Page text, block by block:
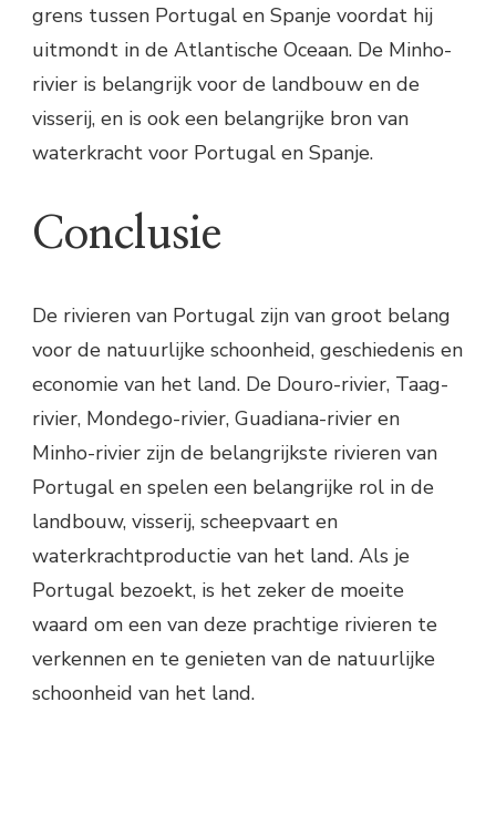
grens tussen Portugal en Spanje voordat hij
uitmondt in de Atlantische Oceaan. De Minho-
rivier is belangrijk voor de landbouw en de
visserij, en is ook een belangrijke bron van
waterkracht voor Portugal en Spanje.
Conclusie
De rivieren van Portugal zijn van groot belang
voor de natuurlijke schoonheid, geschiedenis en
economie van het land. De Douro-rivier, Taag-
rivier, Mondego-rivier, Guadiana-rivier en
Minho-rivier zijn de belangrijkste rivieren van
Portugal en spelen een belangrijke rol in de
landbouw, visserij, scheepvaart en
waterkrachtproductie van het land. Als je
Portugal bezoekt, is het zeker de moeite
waard om een van deze prachtige rivieren te
verkennen en te genieten van de natuurlijke
schoonheid van het land.